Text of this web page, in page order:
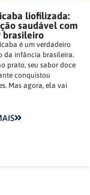
liofilizada:
saudável com
brasileiro
é um verdadeiro
da infância brasileira.
prato, seu sabor doce
conquistou
Mas agora, ela vai